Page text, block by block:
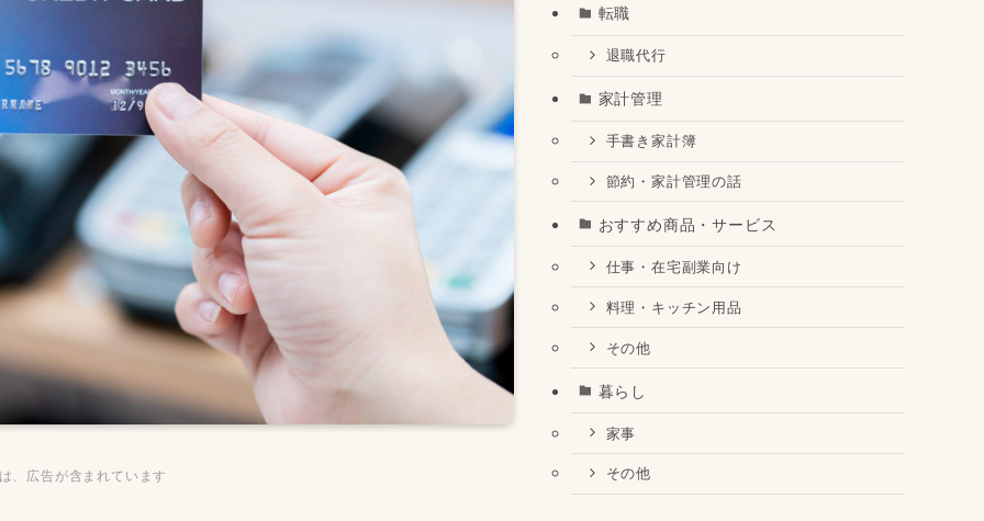
、広告が含まれています
転職
退職代行
家計管理
手書き家計簿
節約・家計管理の話
おすすめ商品・サービス
仕事・在宅副業向け
料理・キッチン用品
その他
暮らし
家事
その他